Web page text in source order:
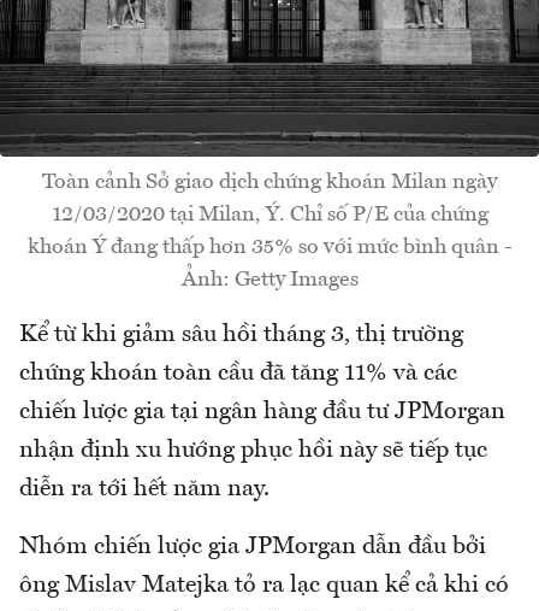
Toàn cảnh Sở giao dịch chứng khoán Milan ngày
12/03/2020 tại Milan, Ý. Chỉ số P/E của chứng
khoán Ý đang thấp hơn 35% so với mức bình quân -
Ảnh: Getty Images
Kể từ khi giảm sâu hồi tháng 3, thị trường
chứng khoán toàn cầu đã tăng 11% và các
chiến lược gia tại ngân hàng đầu tư JPMorgan
nhận định xu hướng phục hồi này sẽ tiếp tục
diễn ra tới hết năm nay.
Nhóm chiến lược gia JPMorgan dẫn đầu bởi
ông Mislav Matejka tỏ ra lạc quan kể cả khi có